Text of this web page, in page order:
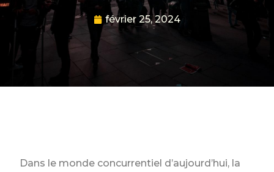
février 25, 2024
Dans le monde concurrentiel d’aujourd’hui, la